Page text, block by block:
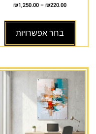
₪220.00
–
₪1,250.00
בחר אפשרויות